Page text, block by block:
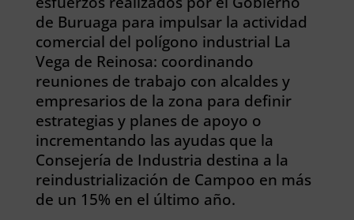
de Buruaga para impulsar la actividad
comercial del polígono industrial La
Vega de Reinosa: coordinando
reuniones de trabajo con alcaldes y
empresarios de la zona para definir
estrategias y planes de apoyo o
incrementando las ayudas que la
Consejería de Industria destina a la
reindustrialización de Campoo en más
de un 15% en el último año.